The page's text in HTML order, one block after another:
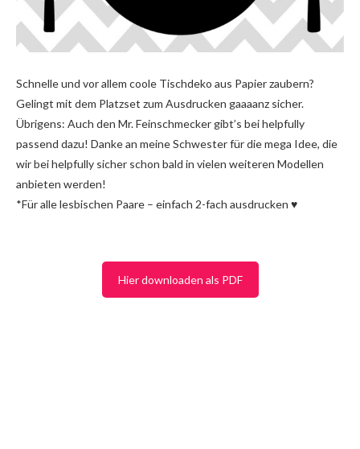
Schnelle und vor allem coole Tischdeko aus Papier zaubern?
Gelingt mit dem Platzset zum Ausdrucken gaaaanz sicher.
Übrigens: Auch den Mr. Feinschmecker gibt’s bei helpfully
passend dazu! Danke an meine Schwester für die mega Idee, die
wir bei helpfully sicher schon bald in vielen weiteren Modellen
anbieten werden!
*Für alle lesbischen Paare – einfach 2-fach ausdrucken ♥
Hier downloaden als PDF